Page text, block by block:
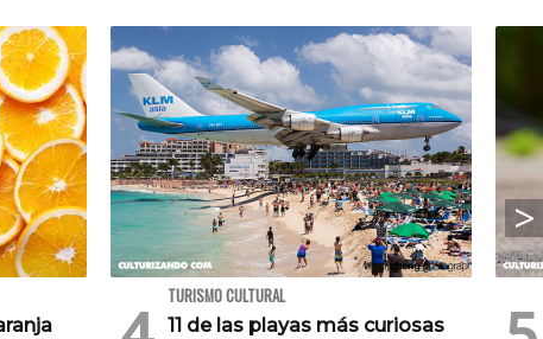
TURISMO CULTURAL
11 de las playas más curiosas